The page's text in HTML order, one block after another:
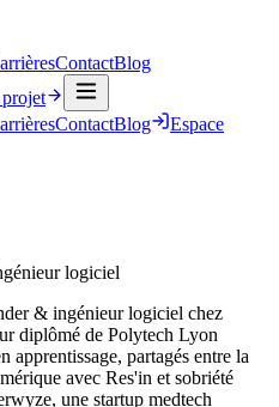
ContactBlog
ContactBlog
Espace
logiciel
& ingénieur logiciel chez
diplômé de Polytech Lyon
partagés entre la
avec Res'in et sobriété
une startup medtech